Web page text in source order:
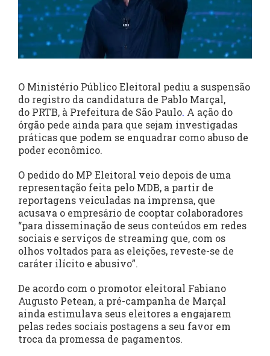
O Ministério Público Eleitoral pediu a suspensão
do registro da candidatura de Pablo Marçal,
do PRTB, à Prefeitura de São Paulo. A ação do
órgão pede ainda para que sejam investigadas
práticas que podem se enquadrar como abuso de
poder econômico.
O pedido do MP Eleitoral veio depois de uma
representação feita pelo MDB, a partir de
reportagens veiculadas na imprensa, que
acusava o empresário de cooptar colaboradores
“para disseminação de seus conteúdos em redes
sociais e serviços de streaming que, com os
olhos voltados para as eleições, reveste-se de
caráter ilícito e abusivo”.
De acordo com o promotor eleitoral Fabiano
Augusto Petean, a pré-campanha de Marçal
ainda estimulava seus eleitores a engajarem
pelas redes sociais postagens a seu favor em
troca da promessa de pagamentos.